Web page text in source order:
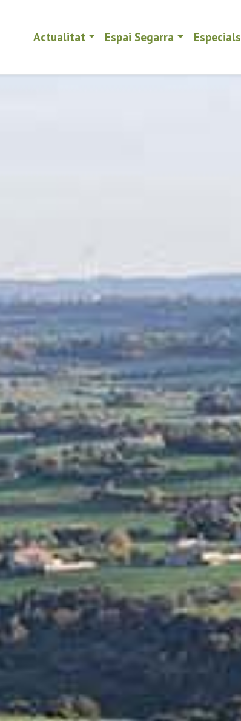
Actualitat Espai Segarra Especials